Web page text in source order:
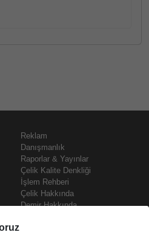
Reklam
Danışmanlık
Raporlar & Yayınlar
Çelik Kalite Denkliği
İşlem Rehberi
Çelik Hakkında
Demir Hakkında